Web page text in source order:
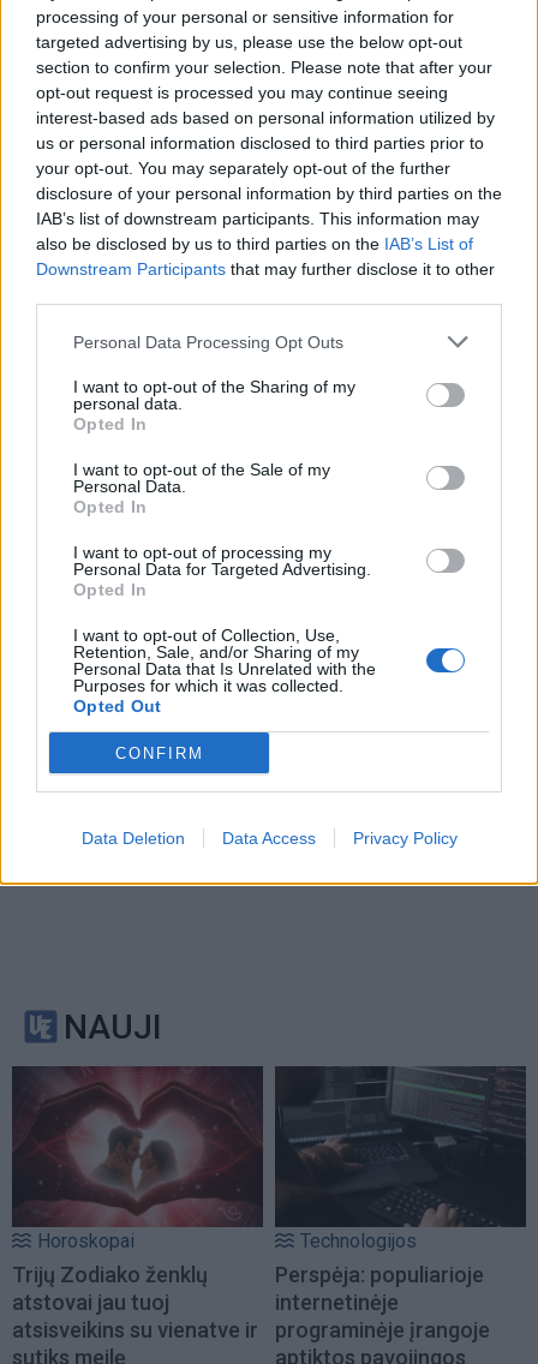
processing of your personal or sensitive information for
targeted advertising by us, please use the below opt-out
section to confirm your selection. Please note that after your
opt-out request is processed you may continue seeing
interest-based ads based on personal information utilized by
us or personal information disclosed to third parties prior to
your opt-out. You may separately opt-out of the further
disclosure of your personal information by third parties on the
IAB’s list of downstream participants. This information may
also be disclosed by us to third parties on the IAB’s List of
Downstream Participants that may further disclose it to other
Personal Data Processing Opt Outs
I want to opt-out of the Sharing of my
personal data.
Opted In
I want to opt-out of the Sale of my
Personal Data.
Opted In
I want to opt-out of processing my
Personal Data for Targeted Advertising.
Opted In
I want to opt-out of Collection, Use,
Retention, Sale, and/or Sharing of my
Personal Data that Is Unrelated with the
Purposes for which it was collected.
Opted Out
CONFIRM
Data Deletion Data Access Privacy Policy
Laisvalaikis
Numerologai įvardijo
gimimo dieną, kuri, kaip
manoma, atneša daugiau
gyvenimo išbandymų
Laisvalaikis
Trys Zodiako ženklai,
kuriems šiandien
gyvybiškai svarbu
apsišarvuoti kantrybe
Laisvalaikis
metų suteikia plaukams
daugiau apimties, o veidui
pasirinkite gestą ir
sužinokite, kas trukdo
NAUJI
Horoskopai
Trijų Zodiako ženklų
atstovai jau tuoj
atsisveikins su vienatve ir
sutiks meilę
Technologijos
Perspėja: populiarioje
internetinėje
programinėje įrangoje
aptiktos pavojingos